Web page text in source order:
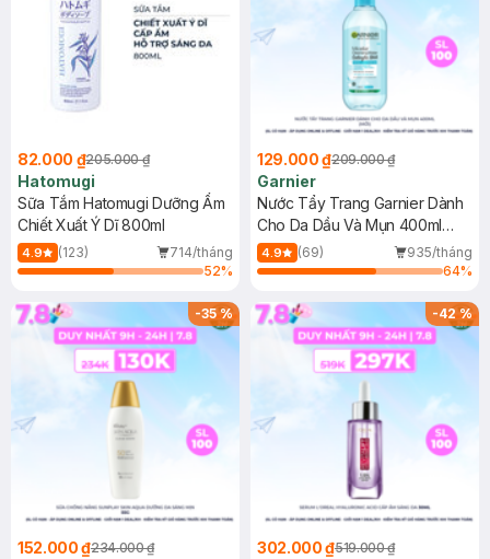
82.000 ₫205.000 ₫
Hatomugi
Sữa Tắm Hatomugi Dưỡng Ẩm
Chiết Xuất Ý Dĩ 800ml
4.9 (123)
714/tháng
52%
129.000 ₫209.000 ₫
Garnier
Nước Tẩy Trang Garnier Dành
Cho Da Dầu Và Mụn 400ml
(Mới)
4.9 (69)
935/tháng
64%
-35%
152.000 ₫234.000 ₫
-42%
302.000 ₫519.000 ₫